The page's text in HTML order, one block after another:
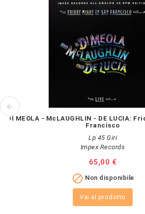
DI MEOLA - McLAUGHLIN - DE LUCIA:
Francisco
Lp 45 Giri
Impex Records
Prezzo
65,00 €
 Non disponibile
Vai al prodotto